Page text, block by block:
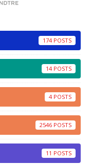
174
14
4
2546
11